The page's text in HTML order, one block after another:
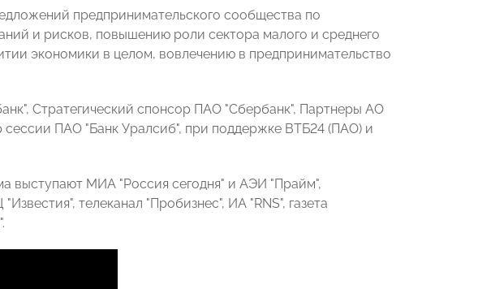
предпринимательского сообщества по
и рисков, повышению роли сектора малого и среднего
экономики в целом, вовлечению в предпринимательство
Стратегический спонсор ПАО "Сбербанк", Партнеры АО
сессии ПАО "Банк Уралсиб", при поддержке ВТБ24 (ПАО) и
выступают МИА "Россия сегодня" и АЭИ "Прайм",
телеканал "Пробизнес", ИА "RNS", газета